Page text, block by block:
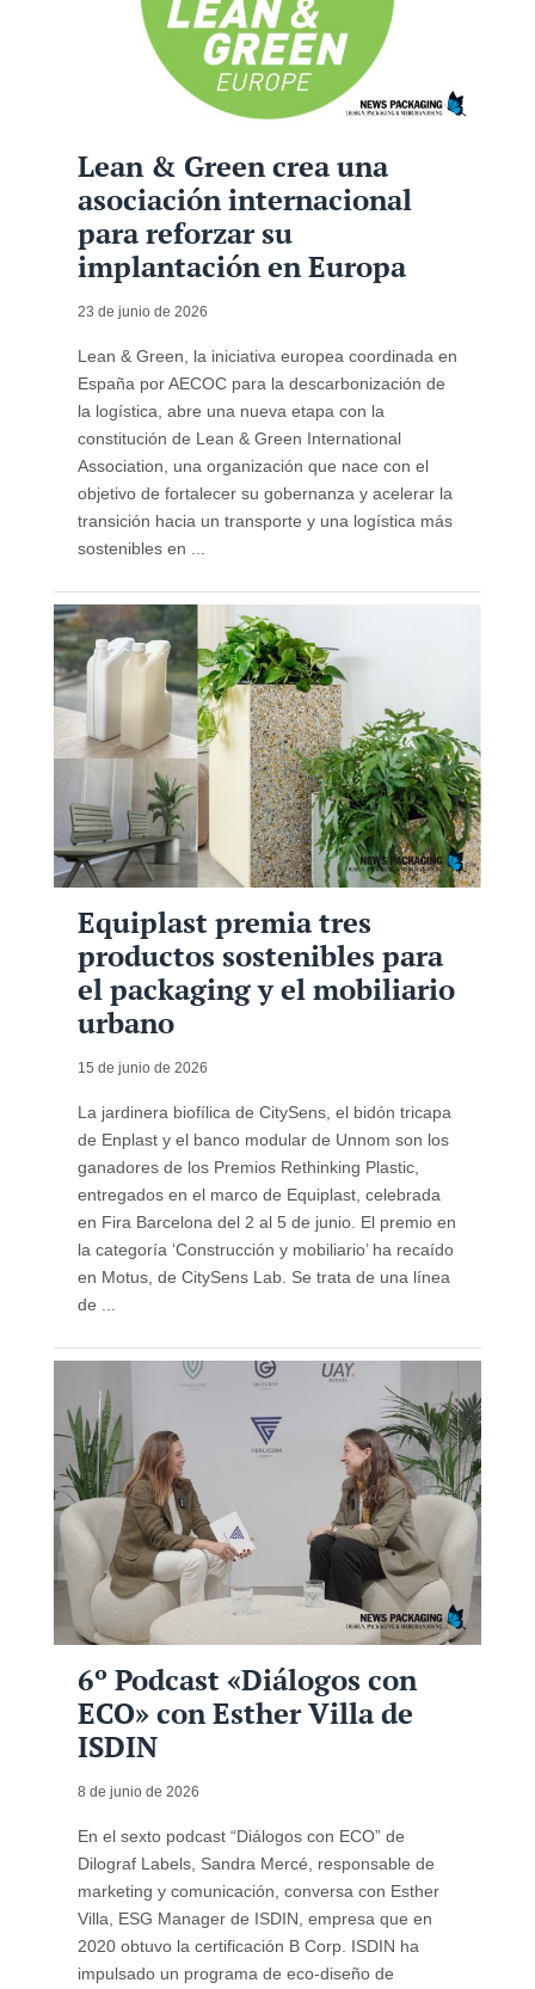
Lean & Green crea una
asociación internacional
para reforzar su
implantación en Europa
23 de junio de 2026
Lean & Green, la iniciativa europea coordinada en
España por AECOC para la descarbonización de
la logística, abre una nueva etapa con la
constitución de Lean & Green International
Association, una organización que nace con el
objetivo de fortalecer su gobernanza y acelerar la
transición hacia un transporte y una logística más
sostenibles en ...
Equiplast premia tres
productos sostenibles para
el packaging y el mobiliario
urbano
15 de junio de 2026
La jardinera biofílica de CitySens, el bidón tricapa
de Enplast y el banco modular de Unnom son los
ganadores de los Premios Rethinking Plastic,
entregados en el marco de Equiplast, celebrada
en Fira Barcelona del 2 al 5 de junio. El premio en
la categoría ‘Construcción y mobiliario’ ha recaído
en Motus, de CitySens Lab. Se trata de una línea
de ...
6º Podcast «Diálogos con
ECO» con Esther Villa de
ISDIN
8 de junio de 2026
En el sexto podcast “Diálogos con ECO” de
Dilograf Labels, Sandra Mercé, responsable de
marketing y comunicación, conversa con Esther
Villa, ESG Manager de ISDIN, empresa que en
2020 obtuvo la certificación B Corp. ISDIN ha
impulsado un programa de eco-diseño de